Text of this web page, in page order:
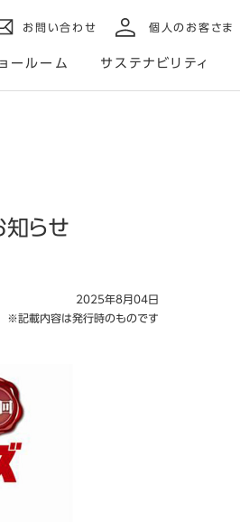
お問い合わせ 個人のお客さま
ールーム サステナビリティ
知らせ
2025年8月04日
※記載内容は発行時のものです